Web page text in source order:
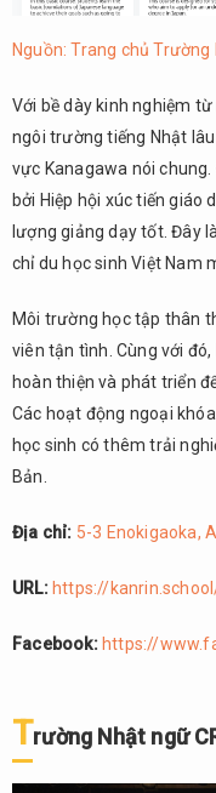
Nguồn: Trang chủ
Với bề dày kinh nghiệm
ngôi trường tiếng Nhật
vực Kanagawa nói
bởi Hiệp hội xúc tiến giáo
lượng giảng dạy tốt. Đây
chỉ du học sinh Việt Nam
Môi trường học tập thân
viên tận tình. Cùng với
hoàn thiện và phát triển
Các hoạt động ngoại
học sinh có thêm trải
Bản.
Địa chỉ: 5-3 Enokigaoka,
URL: https://
Facebook: https://
Trường Nhật ngữ